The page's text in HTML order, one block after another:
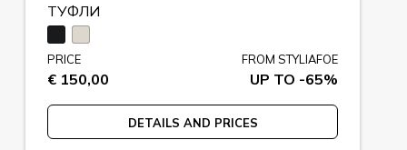
ТУФЛИ
PRICE
€ 150,00
FROM STYLIAFOE
UP TO -65%
DETAILS AND PRICES